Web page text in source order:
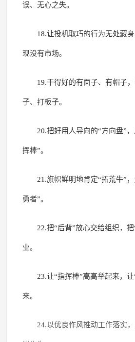
误、无心之失。
18.让投机取巧的行为无处藏
现没有市场。
19.干得好的有面子、有帽子
子、打板子。
20.把好用人导向的“方向盘”
挥棒”。
21.旗帜鲜明地肯定“拓荒牛”
勇者”。
22.把“后背”放心交给组织，
业。
23.让“指挥棒”高高举起来，
来。
24.以优良作风推动工作落实